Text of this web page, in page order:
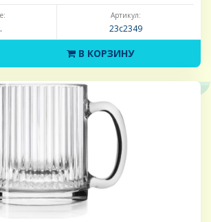
Артикул:
23с2349
В КОРЗИНУ